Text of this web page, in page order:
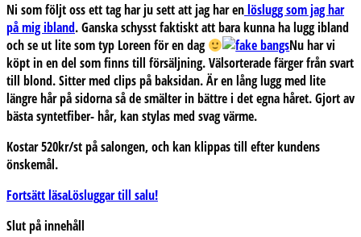
Ni som följt oss ett tag har ju sett att jag har enlöslugg som jag har
på mig ibland. Ganska schysst faktiskt att bara kunna ha lugg ibland
och se ut lite som typ Loreen för en dag
Nu har vi
köpt in en del som finns till försäljning. Välsorterade färger från svart
till blond. Sitter med clips på baksidan. Är en lång lugg med lite
längre hår på sidorna så de smälter in bättre i det egna håret. Gjort av
bästa syntetfiber- hår, kan stylas med svag värme.
Kostar 520kr/st på salongen, och kan klippas till efter kundens
önskemål.
Fortsätt läsaLösluggar till salu!
Slut på innehåll